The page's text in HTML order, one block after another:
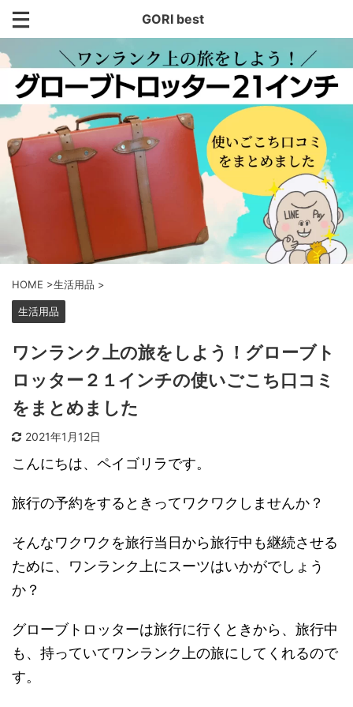
GORI best
HOME >生活用品 >
生活用品
ワンランク上の旅をしよう！グローブト
ロッター２１インチの使いごこち口コミ
をまとめました
2021年1月12日
こんにちは、ペイゴリラです。
旅行の予約をするときってワクワクしませんか？
そんなワクワクを旅行当日から旅行中も継続させる
ために、ワンランク上にスーツはいかがでしょう
か？
グローブトロッターは旅行に行くときから、旅行中
も、持っていてワンランク上の旅にしてくれるので
す。